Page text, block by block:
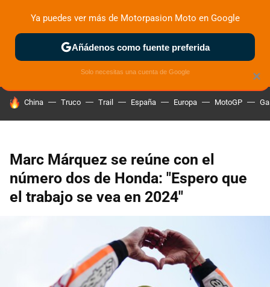
ZONA DE PRUEBAS DEPORTIVAS MOTOS ELÉCTRICAS
HOY SE HABLA DE
China Truco Trail España Europa MotoGP
Marc Márquez se reúne con el
número dos de Honda: "Espero que
el trabajo se vea en 2024"
×
Ya puedes ver más de Motorpasion Moto en Google
Añádenos como fuente preferida
Solo necesitas una cuenta de Google